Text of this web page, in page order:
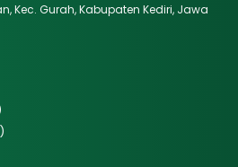
Kec. Gurah, Kabupaten Kediri, Jawa